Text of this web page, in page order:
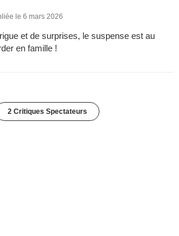
le 6 mars 2026
et de surprises, le suspense est au
en famille !
2 Critiques Spectateurs